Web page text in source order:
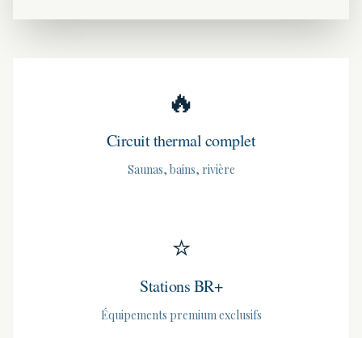
🔥
Circuit thermal complet
Saunas, bains, rivière
⭐
Stations BR+
Équipements premium exclusifs